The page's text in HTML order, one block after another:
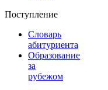
Поступление
Словарь
абитуриента
Образование
за
рубежом